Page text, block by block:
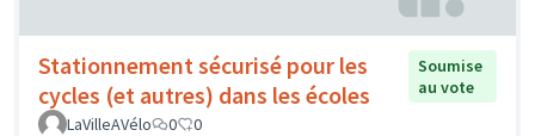
Stationnement sécurisé pour les
cycles (et autres) dans les écoles
Soumise
au vote
LaVilleAVélo
0 0